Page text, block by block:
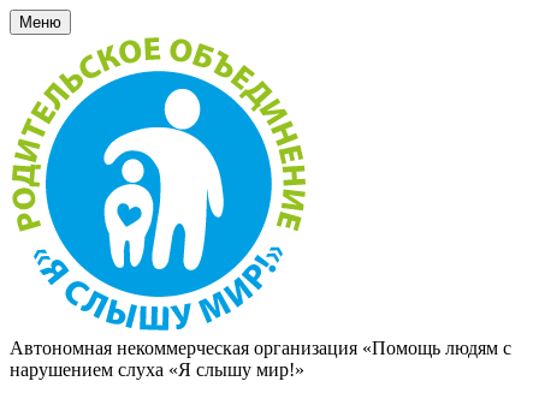
Меню
Автономная некоммерческая организация «Помощь людям с
нарушением слуха «Я слышу мир!»